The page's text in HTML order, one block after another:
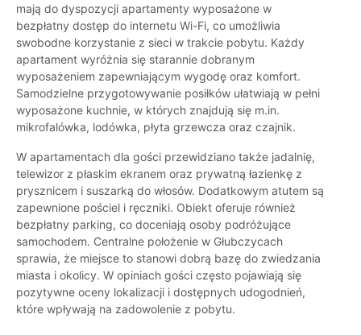
mają do dyspozycji apartamenty wyposażone w
bezpłatny dostęp do internetu Wi-Fi, co umożliwia
swobodne korzystanie z sieci w trakcie pobytu. Każdy
apartament wyróżnia się starannie dobranym
wyposażeniem zapewniającym wygodę oraz komfort.
Samodzielne przygotowywanie posiłków ułatwiają w pełni
wyposażone kuchnie, w których znajdują się m.in.
mikrofalówka, lodówka, płyta grzewcza oraz czajnik.
W apartamentach dla gości przewidziano także jadalnię,
telewizor z płaskim ekranem oraz prywatną łazienkę z
prysznicem i suszarką do włosów. Dodatkowym atutem są
zapewnione pościel i ręczniki. Obiekt oferuje również
bezpłatny parking, co doceniają osoby podróżujące
samochodem. Centralne położenie w Głubczycach
sprawia, że miejsce to stanowi dobrą bazę do zwiedzania
miasta i okolicy. W opiniach gości często pojawiają się
pozytywne oceny lokalizacji i dostępnych udogodnień,
które wpływają na zadowolenie z pobytu.